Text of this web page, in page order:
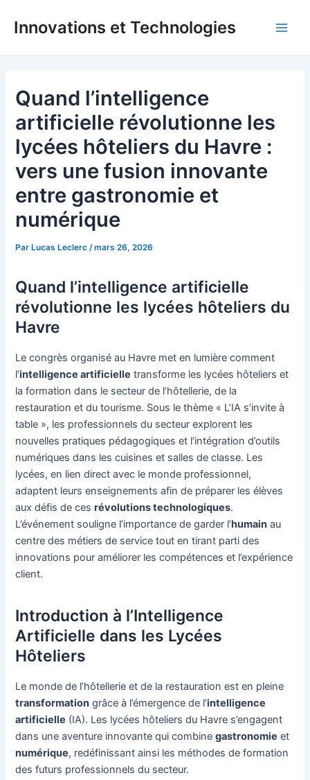
Innovations et Technologies
Quand l’intelligence
artificielle révolutionne les
lycées hôteliers du Havre :
vers une fusion innovante
entre gastronomie et
numérique
ParLucas Leclerc /mars 26, 2026
Quand l’intelligence artificielle
révolutionne les lycées hôteliers du
Havre
Le congrès organisé au Havre met en lumière comment
l’intelligence artificielle transforme les lycées hôteliers et
la formation dans le secteur de l’hôtellerie, de la
restauration et du tourisme. Sous le thème « L’IA s’invite à
table », les professionnels du secteur explorent les
nouvelles pratiques pédagogiques et l’intégration d’outils
numériques dans les cuisines et salles de classe. Les
lycées, en lien direct avec le monde professionnel,
adaptent leurs enseignements afin de préparer les élèves
aux défis de cesrévolutions technologiques.
L’événement souligne l’importance de garder l’humain au
centre des métiers de service tout en tirant parti des
innovations pour améliorer les compétences et l’expérience
client.
Introduction à l’Intelligence
Artificielle dans les Lycées
Hôteliers
Le monde de l’hôtellerie et de la restauration est en pleine
transformation grâce à l’émergence de l’intelligence
artificielle (IA). Les lycées hôteliers du Havre s’engagent
dans une aventure innovante qui combinegastronomie et
numérique, redéfinissant ainsi les méthodes de formation
des futurs professionnels du secteur.